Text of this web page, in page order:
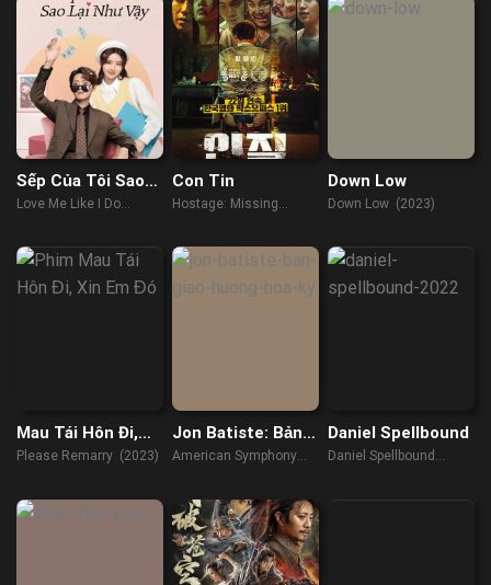
Sếp Của Tôi Sao
Lại Như Vậy
Love Me Like I Do
Con Tin
Hostage: Missing
Down Low
Down Low (2023)
Mau Tái Hôn Đi,
Xin Em Đó
Please Remarry (2023)
Jon Batiste: Bản
Giao Hưởng Hoa
American Symphony
Daniel Spellbound
Daniel Spellbound